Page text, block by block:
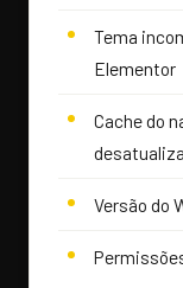
Tema
Elementor
Cache do
Versão do